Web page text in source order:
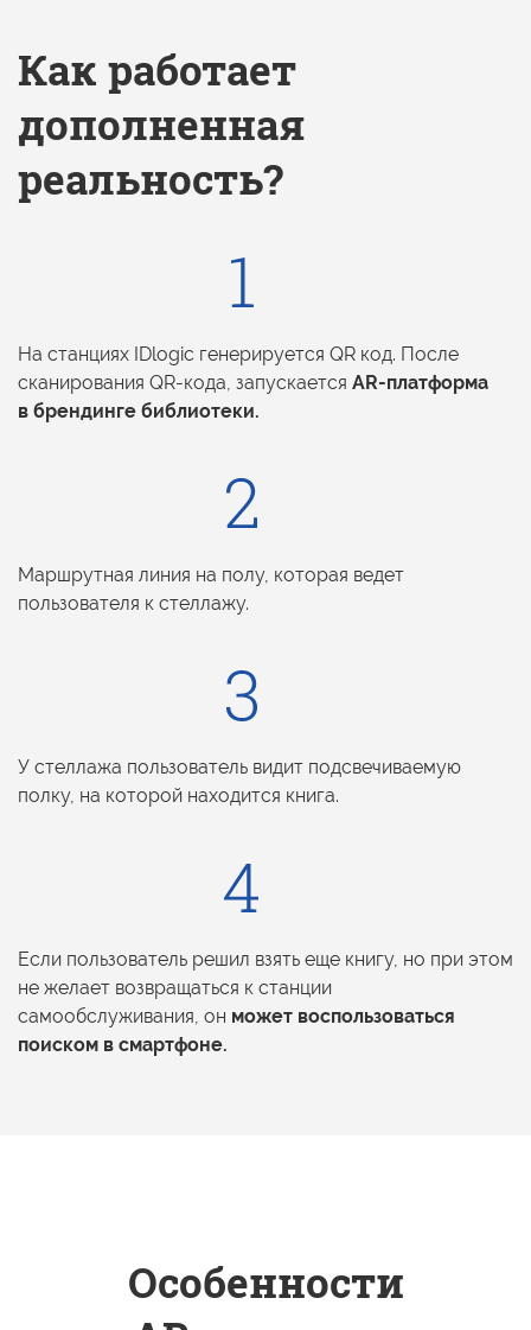
Как работает
дополненная
реальность?
На станциях IDlogic генерируется QR код. После
сканирования QR-кода, запускается AR-платформа
в брендинге библиотеки.
Маршрутная линия на полу, которая ведет
пользователя к стеллажу.
У стеллажа пользователь видит подсвечиваемую
полку, на которой находится книга.
Если пользователь решил взять еще книгу, но при этом
не желает возвращаться к станции
самообслуживания, он может воспользоваться
поиском в смартфоне.
Особенности